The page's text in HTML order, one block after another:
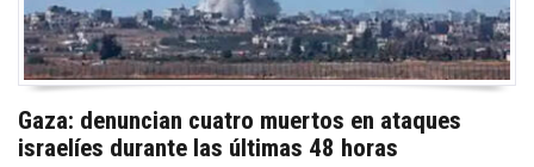
Gaza: denuncian cuatro muertos en ataques
israelíes durante las últimas 48 horas